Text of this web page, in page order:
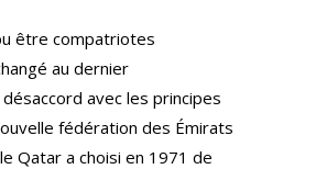
itt
er
a
m
être compatriotes
au dernier
avec les principes
fédération des Émirats
Qatar a choisi en 1971 de